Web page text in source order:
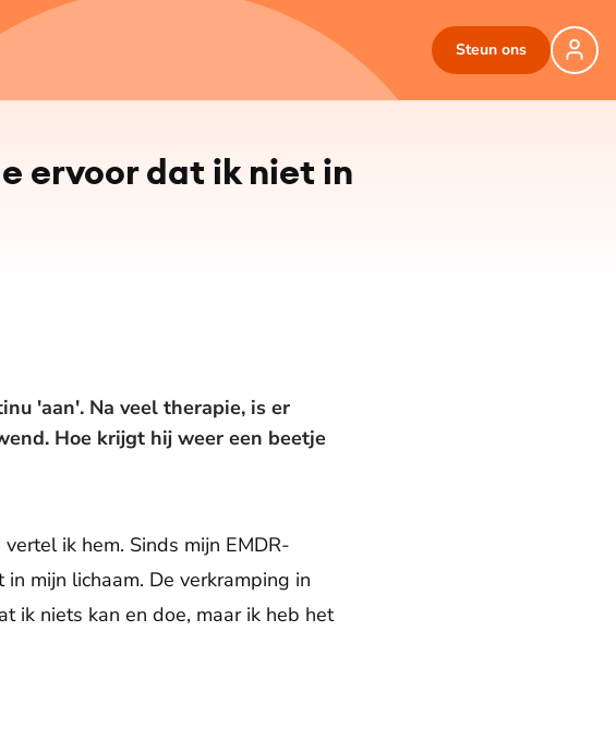
Steun ons
ervoor dat ik niet in
'aan'. Na veel therapie, is er
Hoe krijgt hij weer een beetje
ik hem. Sinds mijn EMDR-
mijn lichaam. De verkramping in
ik niets kan en doe, maar ik heb het